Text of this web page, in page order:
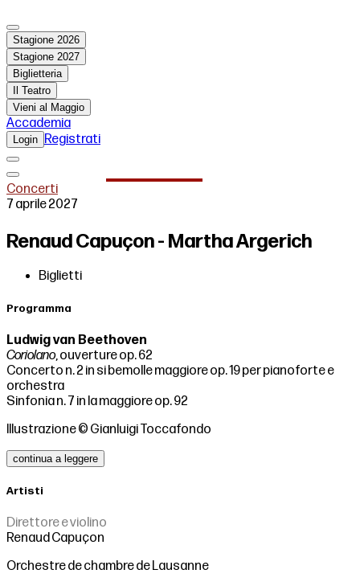
Stagione 2026
Stagione 2027
Biglietteria
Il Teatro
Vieni al Maggio
Accademia
Login Registrati
Concerti
7 aprile 2027
Renaud Capuçon - Martha Argerich
Biglietti
Programma
Ludwig van Beethoven
Coriolano, ouverture op. 62
Concerto n. 2 in si bemolle maggiore op. 19 per pianoforte e
orchestra
Sinfonia n. 7 in la maggiore op. 92
Illustrazione © Gianluigi Toccafondo
continua a leggere
Artisti
Direttore e violino
Renaud Capuçon
Orchestre de chambre de Lausanne